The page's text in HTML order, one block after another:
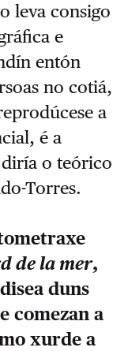
leva consigo
e
entón
no cotiá,
a
é a
o teórico
Torres.
de la mer,
duns
comezan a
xurde a